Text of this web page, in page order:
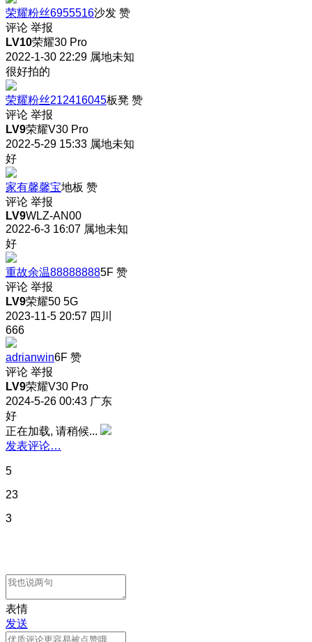
荣耀粉丝6955516沙发 赞
评论 举报
LV10荣耀30 Pro
2022-1-30 22:29 属地未知
很好拍的
荣耀粉丝212416045板凳 赞
评论 举报
LV9荣耀V30 Pro
2022-5-29 15:33 属地未知
好
家有馨馨宝地板 赞
评论 举报
LV9WLZ-AN00
2022-6-3 16:07 属地未知
好
重故余温888888885F 赞
评论 举报
LV9荣耀50 5G
2023-11-5 20:57 四川
666
adrianwin6F 赞
评论 举报
LV9荣耀V30 Pro
2024-5-26 00:43 广东
好
正在加载, 请稍候...
发表评论…
5
23
3
表情
发送